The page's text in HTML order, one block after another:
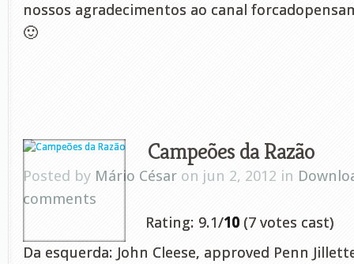
nossos agradecimentos ao canal
🙂
Campeões da Razão
Posted by Mário César on jun 2, 2012 in
comments
Rating: 9.1/10 (7 votes cast)
Da esquerda: John Cleese, approved Penn